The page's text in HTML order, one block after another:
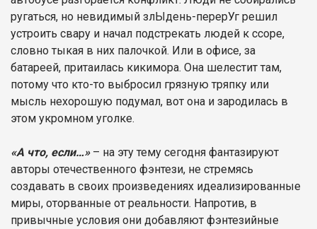
ругаться, но невидимый злЫдень-перерУг решил
устроить свару и начал подстрекать людей к ссоре,
словно тыкая в них палочкой. Или в офисе, за
батареей, притаилась кикимора. Она шелестит там,
потому что кто-то выбросил грязную тряпку или
мысль нехорошую подумал, вот она и зародилась в
этом укромном уголке.
«А что, если…» – на эту тему сегодня фантазируют
авторы отечественного фэнтези, не стремясь
создавать в своих произведениях идеализированные
миры, оторванные от реальности. Напротив, в
привычные условия они добавляют фэнтезийные